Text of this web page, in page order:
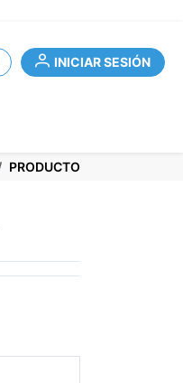
INICIAR SESIÓN
PRODUCTO